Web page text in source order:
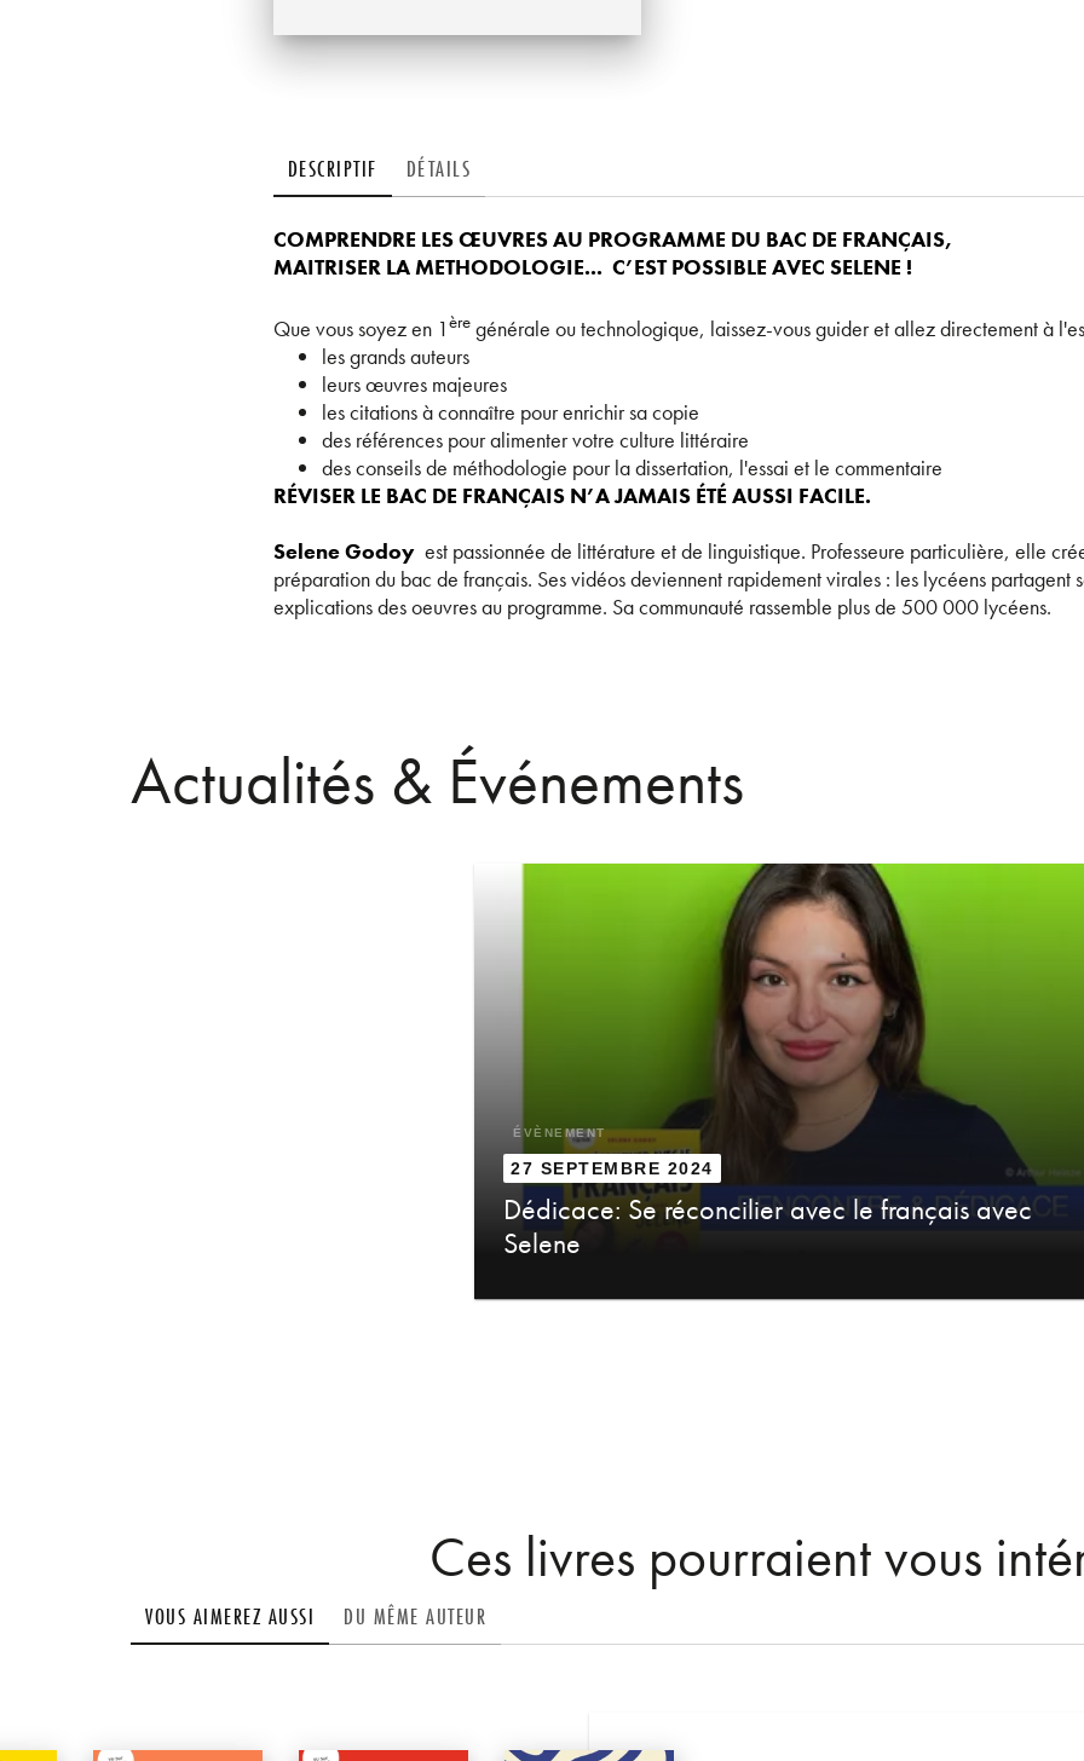
DESCRIPTIF DÉTAILS
COMPRENDRE LES ŒUVRES AU PROGRAMME DU BAC DE FRANÇAIS,
MAITRISER LA METHODOLOGIE... C’EST POSSIBLE AVEC SELENE !
Que vous soyez en 1èregénérale ou technologique, laissez-vous guider et allez directement à
les grands auteurs
leurs œuvres majeures
les citations à connaître pour enrichir sa copie
des références pour alimenter votre culture littéraire
des conseils de méthodologie pour la dissertation, l'essai et le commentaire
RÉVISER LE BAC DE FRANÇAIS N’A JAMAIS ÉTÉ AUSSI FACILE.
Selene Godoy est passionnée de littérature et de linguistique. Professeure particulière, elle
préparation du bac de français. Ses vidéos deviennent rapidement virales : les lycéens partagent
explications des oeuvres au programme. Sa communauté rassemble plus de 500 000 lycéens.
Actualités & Événements
ÉVÈNEMENT
27 SEPTEMBRE 2024
Dédicace: Se réconcilier avec le français avec
Selene
Ces livres pourraient vous
VOUS AIMEREZ AUSSI DU MÊME AUTEUR